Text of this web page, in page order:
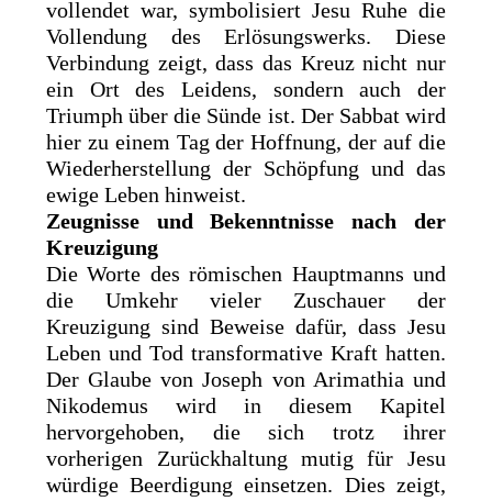
vollendet war, symbolisiert Jesu Ruhe die
Vollendung des Erlösungswerks. Diese
Verbindung zeigt, dass das Kreuz nicht nur
ein Ort des Leidens, sondern auch der
Triumph über die Sünde ist. Der Sabbat wird
hier zu einem Tag der Hoffnung, der auf die
Wiederherstellung der Schöpfung und das
ewige Leben hinweist.
Zeugnisse und Bekenntnisse nach der
Kreuzigung
Die Worte des römischen Hauptmanns und
die Umkehr vieler Zuschauer der
Kreuzigung sind Beweise dafür, dass Jesu
Leben und Tod transformative Kraft hatten.
Der Glaube von Joseph von Arimathia und
Nikodemus wird in diesem Kapitel
hervorgehoben, die sich trotz ihrer
vorherigen Zurückhaltung mutig für Jesu
würdige Beerdigung einsetzen. Dies zeigt,